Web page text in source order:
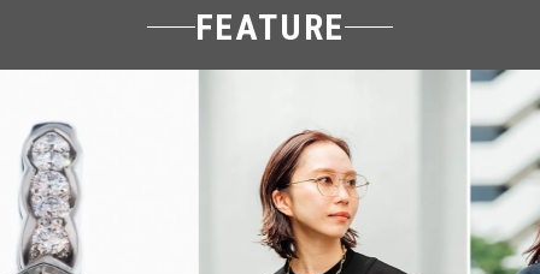
FEATURE